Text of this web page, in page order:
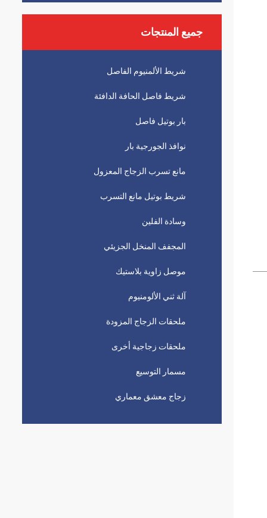
جميع المنتجات
شريط الألمنيوم الفاصل
شريط فاصل الحافة الدافئة
بار بوتيل فاصل
نوافذ الجورجية بار
مانع تسرب الزجاج المعزول
شريط بوتيل مانع التسرب
وسادة الفلين
المجفف المنخل الجزيئي
موصل زاوية بلاستيك
آلة ثني الألومنيوم
ملحقات الزجاج المزودة
ملحقات زجاجية أخرى
مسمار التوسيع
زجاج معشق معماري